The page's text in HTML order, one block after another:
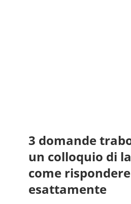
3 domande
un colloquio di
come rispondere
esattamente